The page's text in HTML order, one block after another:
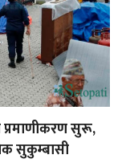
प्रमाणीकरण सुरू,
सुकुम्बासी